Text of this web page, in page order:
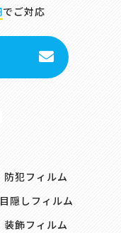
でご対応
防犯フィルム
目隠しフィルム
装飾フィルム